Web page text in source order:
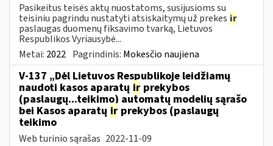
Pasikeitus teisės aktų nuostatoms, susijusioms su
teisiniu pagrindu nustatyti atsiskaitymų už prekes ir
paslaugas duomenų fiksavimo tvarką, Lietuvos
Respublikos Vyriausybė...
Metai: 2022 Pagrindinis: Mokesčio naujiena
V-137 „Dėl Lietuvos Respublikoje leidžiamų
naudoti kasos aparatų ir prekybos
(paslaugų...teikimo) automatų modelių sąrašo
bei Kasos aparatų ir prekybos (paslaugų
teikimo
Web turinio sąrašas 2022-11-09